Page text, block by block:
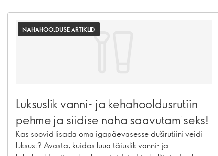
NAHAHOOLDUSE ARTIKLID
Luksuslik vanni- ja kehahooldusrutiin
pehme ja siidise naha saavutamiseks!
Kas soovid lisada oma igapäevasesse duširutiini veidi
luksust? Avasta, kuidas luua täiuslik vanni- ja